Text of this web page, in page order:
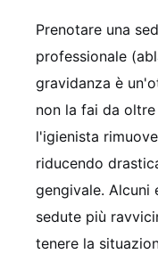
Prenotare una
professionale
gravidanza è
non la fai da oltre
l'igienista
riducendo
gengivale. Alcuni
sedute più
tenere la